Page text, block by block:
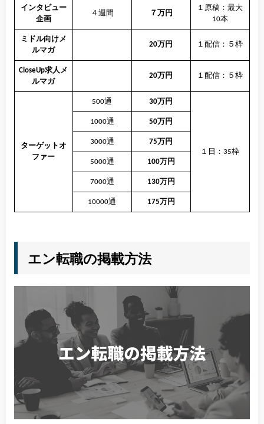
インタビュー
企画
４週間 ７万円
１原稿：最大
10本
ミドル向けメ
ルマガ
20万円 １配信：５枠
CloseUp求人メ
ルマガ
20万円 １配信：５枠
ターゲットオ
ファー
500通 30万円
１日：35枠
1000通 50万円
3000通 75万円
5000通 100万円
7000通 130万円
10000通 175万円
エン転職の掲載方法